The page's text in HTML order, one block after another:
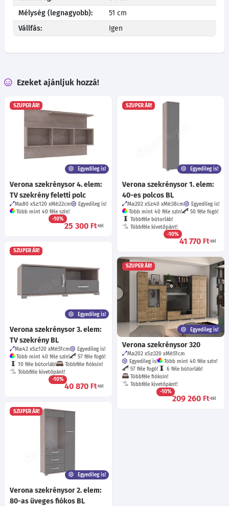
Mélység (legnagyobb):
51 cm
Vállfás:
Igen
Ezeket ajánljuk hozzá!
SZUPER ÁR!
Egyedileg is!
Verona szekrénysor 4. elem:
TV szekrény feletti polc
Ma:80 Sz:120 Mé:22cm
Egyedileg is!
Több mint 40 féle szín!
-10%
25 300 Ft-tól
SZUPER ÁR!
Egyedileg is!
Verona szekrénysor 1. elem:
40-es polcos BL
Ma:202 Sz:40 Mé:38cm
Egyedileg is!
Több mint 40 féle szín!
50 féle fogó!
Többféle bútorláb!
Többféle kivetőpánt!
-10%
41 770 Ft-tól
SZUPER ÁR!
Egyedileg is!
Verona szekrénysor 3. elem:
TV szekrény BL
Ma:42 Sz:120 Mé:51cm
Egyedileg is!
Több mint 40 féle szín!
57 féle fogó!
10 féle bútorláb!
Többféle fióksín!
Többféle kivetőpánt!
-10%
40 870 Ft-tól
SZUPER ÁR!
Egyedileg is!
Verona szekrénysor 320
Ma:202 Sz:320 Mé:51cm
Egyedileg is!
Több mint 40 féle szín!
57 féle fogó!
6 féle bútorláb!
Többféle fióksín!
Többféle kivetőpánt!
-10%
209 260 Ft-tól
SZUPER ÁR!
Egyedileg is!
Verona szekrénysor 2. elem:
80-as üveges fiókos BL